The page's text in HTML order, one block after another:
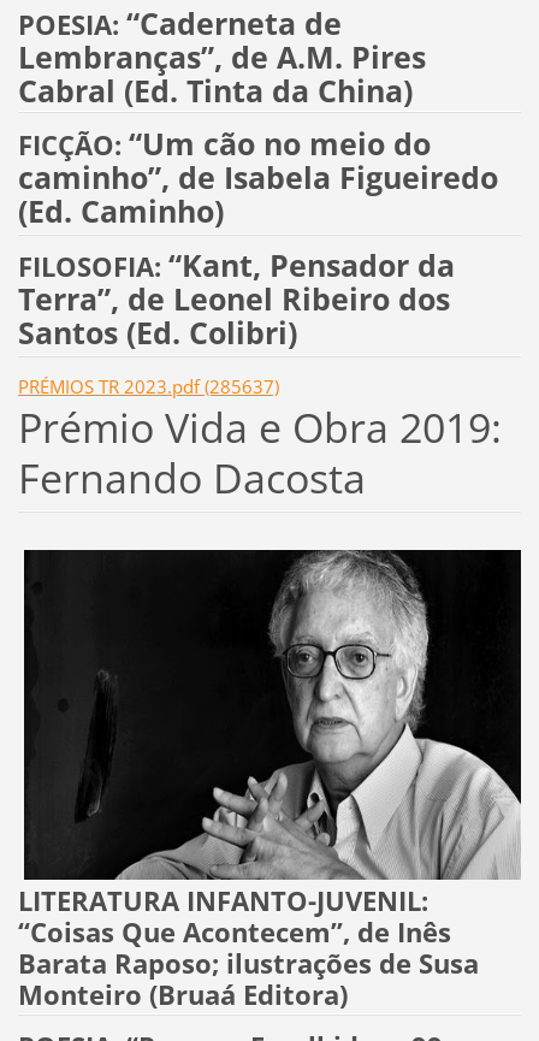
POESIA: “Caderneta de
Lembranças”, de A.M. Pires
Cabral (Ed. Tinta da China)
FICÇÃO: “Um cão no meio do
caminho”, de Isabela Figueiredo
(Ed. Caminho)
FILOSOFIA: “Kant, Pensador da
Terra”, de Leonel Ribeiro dos
Santos (Ed. Colibri)
PRÉMIOS TR 2023.pdf (285637)
Prémio Vida e Obra 2019:
Fernando Dacosta
LITERATURA INFANTO-JUVENIL:
“Coisas Que Acontecem”, de Inês
Barata Raposo; ilustrações de Susa
Monteiro (Bruaá Editora)